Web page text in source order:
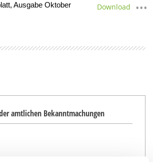
Ausgabe Oktober
Download
amtlichen Bekanntmachungen